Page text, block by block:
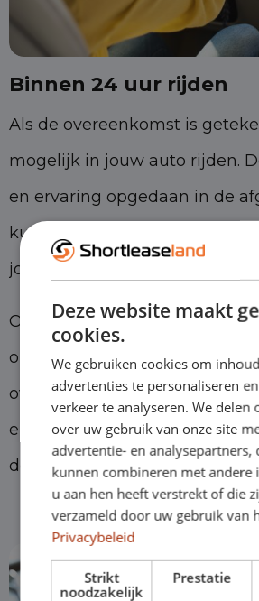
Binnen 24 uur rijden
Als de overeenkomst is
mogelijk in jouw auto rijden.
en ervaring opgedaan in de
kunnen wij zorgen dat je
jouw leaseauto kan rijden.
Op het moment dat het
ondertekend hoef jij je
over te maken. Onze
ervoor dat je auto zo snel
deur staat!
Deze website maakt
cookies.
We gebruiken cookies om
advertenties te personaliseren
verkeer te analyseren. We delen
over uw gebruik van onze site
advertentie- en analysepartners,
kunnen combineren met andere
u aan hen heeft verstrekt of die
verzameld door uw gebruik van
Privacybeleid
Strikt
noodzakelijk
Prestatie